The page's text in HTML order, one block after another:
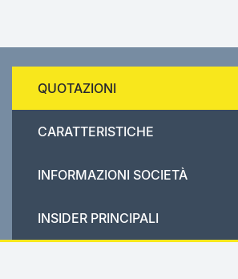
QUOTAZIONI
CARATTERISTICHE
INFORMAZIONI SOCIETÀ
INSIDER PRINCIPALI